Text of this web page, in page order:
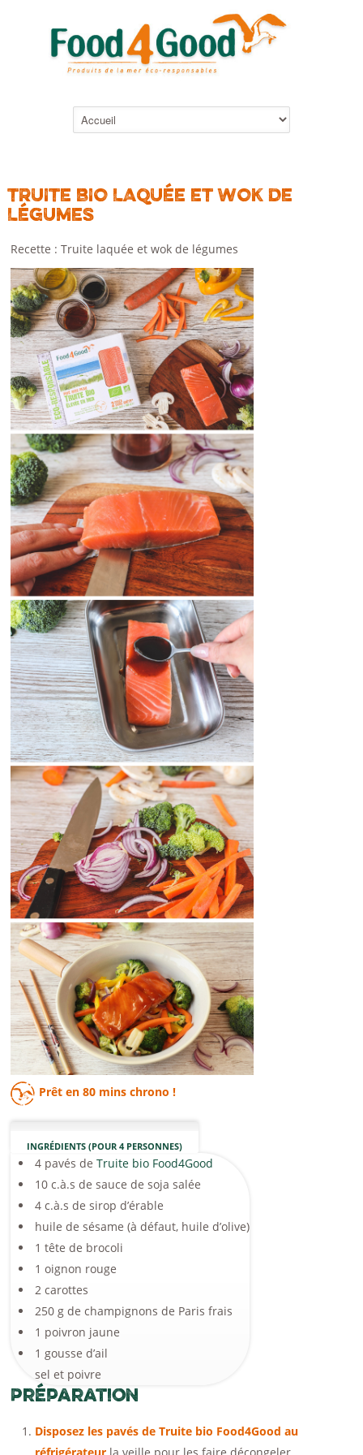
TRUITE BIO LAQUÉE ET WOK DE
LÉGUMES
Recette : Truite laquée et wok de légumes
Prêt en80 mins chrono !
INGRÉDIENTS (POUR 4 PERSONNES)
4 pavés deTruite bio Food4Good
10 c.à.s de sauce de soja salée
4 c.à.s de sirop d’érable
huile de sésame (à défaut, huile d’olive)
1 tête de brocoli
1 oignon rouge
2 carottes
250 g de champignons de Paris frais
1 poivron jaune
1 gousse d’ail
sel et poivre
Préparation
Disposez les pavés de Truite bio Food4Good au